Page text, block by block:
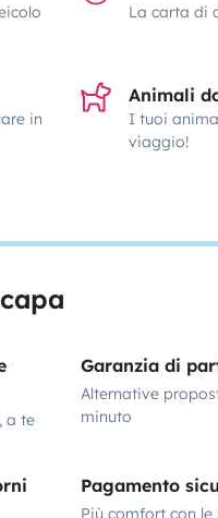
La carta di
in
Animali
I tuoi
viaggio!
a te
Garanzia di
Alternative
minuto
Pagamento
Più comfort con